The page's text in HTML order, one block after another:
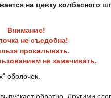
на цевку колбасного
Внимание!
не съедобна!
прокалывать.
не замачивать.
оболочек.